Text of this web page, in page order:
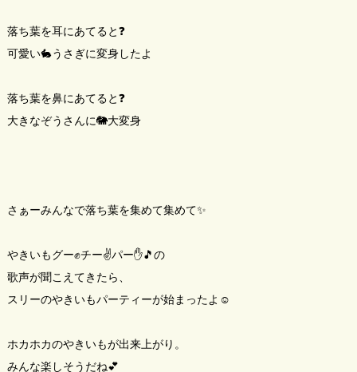
落ち葉を耳にあてると❓
可愛い🐇うさぎに変身したよ
落ち葉を鼻にあてると❓
大きなぞうさんに🐘大変身
さぁーみんなで落ち葉を集めて集めて✨
やきいもグー✊チー✌️パー✋🎵の
歌声が聞こえてきたら、
スリーのやきいもパーティーが始まったよ☺️
ホカホカのやきいもが出来上がり。
みんな楽しそうだね💕